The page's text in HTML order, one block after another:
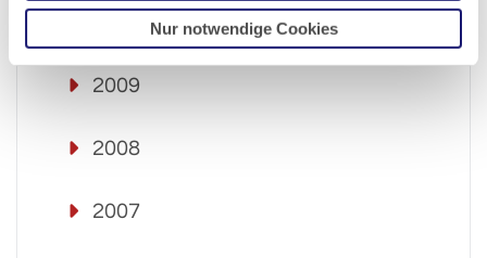
Nur notwendige Cookies
2009
2008
2007